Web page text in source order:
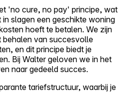
'no cure, no pay' principe, wat
slagen een geschikte woning
hoeft te betalen. We zijn
van succesvolle
en dit principe biedt je
Bij Walter geloven we in het
naar gedeeld succes.
tariefstructuur, waarbij je